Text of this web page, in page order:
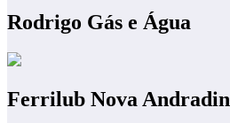
Rodrigo Gás e Água
Ferrilub Nova